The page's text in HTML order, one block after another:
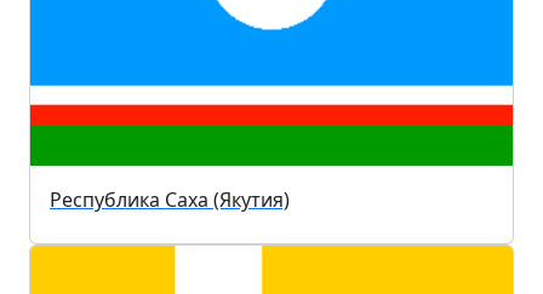
Республика Саха (Якутия)